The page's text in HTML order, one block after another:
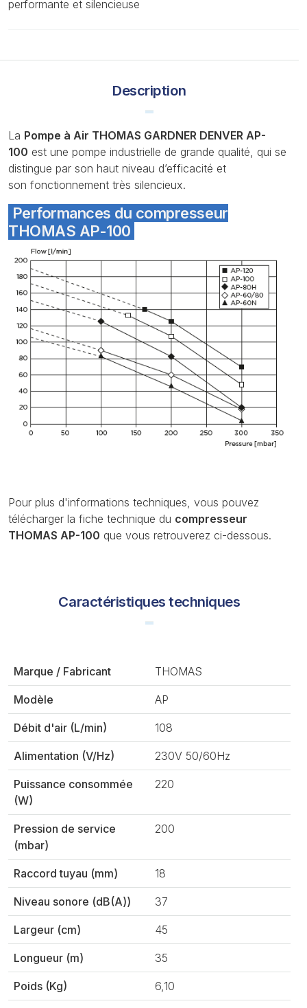
performante et silencieuse
Description
La Pompe à Air THOMAS GARDNER DENVER AP-
100 est une pompe industrielle de grande qualité, qui se
distingue par son haut niveau d’efficacité et
son fonctionnement très silencieux.
Performances du compresseur
THOMAS AP-100
Pour plus d'informations techniques, vous pouvez
télécharger la fiche technique du compresseur
THOMAS AP-100 que vous retrouverez ci-dessous.
Caractéristiques techniques
Marque / Fabricant THOMAS
Modèle AP
Débit d'air (L/min) 108
Alimentation (V/Hz) 230V 50/60Hz
Puissance consommée
(W)
220
Pression de service
(mbar)
200
Raccord tuyau (mm) 18
Niveau sonore (dB(A)) 37
Largeur (cm) 45
Longueur (m) 35
Poids (Kg) 6,10